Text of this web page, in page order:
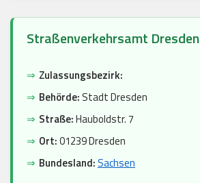
Straßenverkehrsamt Dresden
⇒ Zulassungsbezirk:
⇒ Behörde: Stadt Dresden
⇒ Straße:Hauboldstr. 7
⇒ Ort:01239 Dresden
⇒ Bundesland:Sachsen